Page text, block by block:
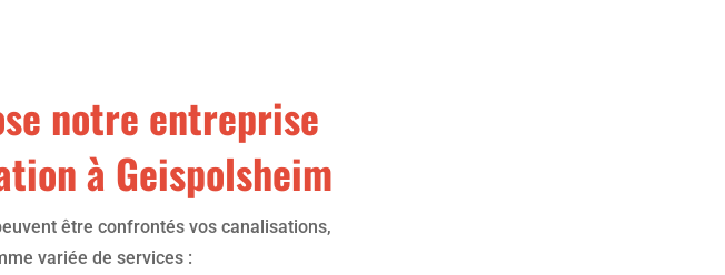
notre entreprise
à Geispolsheim
être confrontés vos canalisations,
variée de services :